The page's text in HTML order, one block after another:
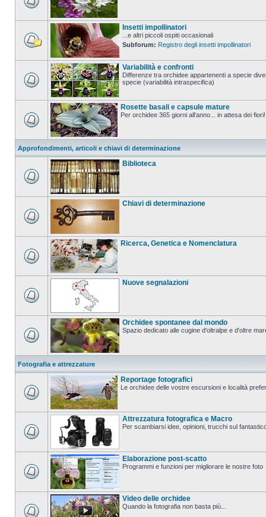
Insetti impollinatori
...e altri piccoli ospiti occasionali
Subforum: Registro degli insetti impollinatori
Variabilità e confronti
Differenze tra orchidee appartenenti a specie
specie (variabilità intraspecifica)
Rosette basali e capsule mature
Per orchidee 365 giorni all'anno... in attesa dei fiori!
Approfondimenti, articoli e chiavi di determinazione
Biblioteca
Chiavi di determinazione
Ricerca, Genetica e Nomenclatura
Nuove segnalazioni
Orchidee spontanee dal mondo
Spazio dedicato alle cugine d'oltralpe e d'oltre
Fotografia e attrezzature
Reportage fotografici
Le orchidee delle vostre escursioni e località
Attrezzatura fotografica e Macro
Per scambiarsi idee, opinioni, trucchi sul
Elaborazione post-scatto
Programmi e funzioni per migliorare le nostre foto
Video delle orchidee
Quando la fotografia non basta più...